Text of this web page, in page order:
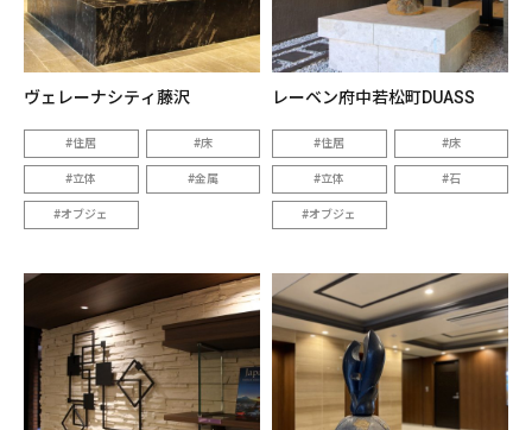
ヴェレーナシティ藤沢
住居 床
立体 金属
オブジェ
レーベン府中若松町DUASS
住居 床
立体 石
オブジェ